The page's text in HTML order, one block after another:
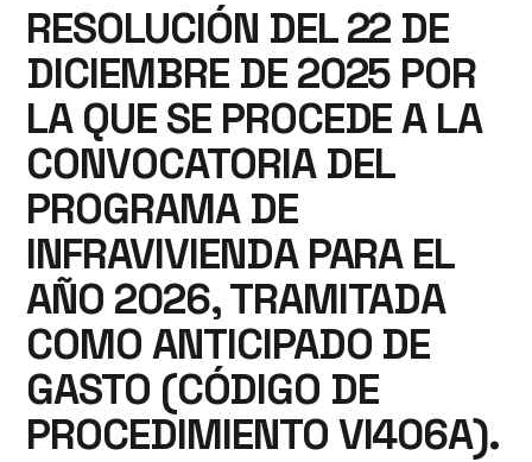
RESOLUCIÓN DEL 22 DE
DICIEMBRE DE 2025 POR
LA QUE SE PROCEDE A LA
CONVOCATORIA DEL
PROGRAMA DE
INFRAVIVIENDA PARA EL
AÑO 2026, TRAMITADA
COMO ANTICIPADO DE
GASTO (CÓDIGO DE
PROCEDIMIENTO VI406A).